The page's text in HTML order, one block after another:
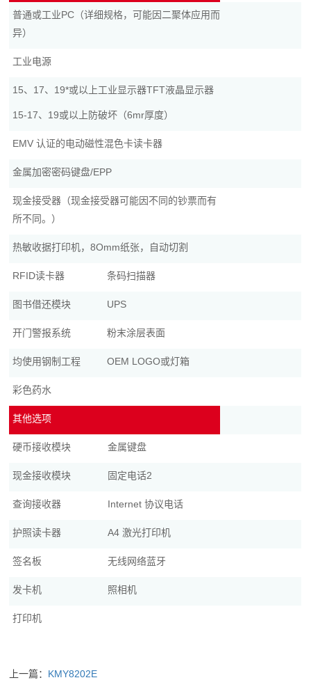
普通或工业PC（详细规格，可能因二聚体应用而
异）
工业电源
15、17、19*或以上工业显示器TFT液晶显示器
15-17、19或以上防破坏（6mr厚度）
EMV 认证的电动磁性混色卡读卡器
金属加密密码键盘/EPP
现金接受器（现金接受器可能因不同的钞票而有
所不同。）
热敏收据打印机，8Omm纸张，自动切割
RFID读卡器 条码扫描器
图书借还模块 UPS
开门警报系统 粉末涂层表面
均使用钢制工程 OEM LOGO或灯箱
彩色药水
其他选项
硬币接收模块 金属键盘
现金接收模块 固定电话2
查询接收器 Internet 协议电话
护照读卡器 A4 激光打印机
签名板 无线网络蓝牙
发卡机 照相机
打印机
上一篇： KMY8202E